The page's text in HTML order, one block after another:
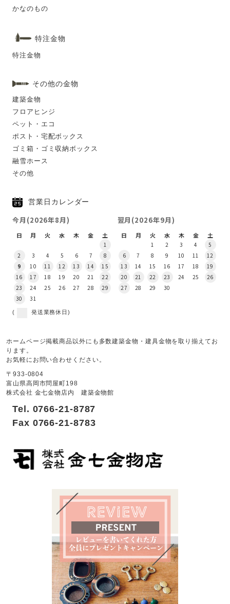
かなのもの
特注金物
特注金物
その他の金物
建築金物
フロアヒンジ
ペット・エコ
ポスト・宅配ボックス
ゴミ箱・ゴミ収納ボックス
融雪ホース
その他
営業日カレンダー
今月(2026年8月)
日 月 火 水 木 金 土
1
2
3 4 5 6 7
8
9
10 11 12 13 14
15
16
17 18 19 20 21
22
23
24 25 26 27 28
29
30
31
翌月(2026年9月)
日 月 火 水 木 金 土
1 2 3 4
5
6
7 8 9 10 11
12
13
14 15 16 17 18
19
20
21 22 23 24 25
26
27
28 29 30
( 発送業務休日)
ホームページ掲載商品以外にも多数建築金物・建具金物を取り揃えてお
ります。
お気軽にお問い合わせください。
〒933-0804
富山県高岡市問屋町198
株式会社 金七金物店内 建築金物館
Tel. 0766-21-8787
Fax 0766-21-8783